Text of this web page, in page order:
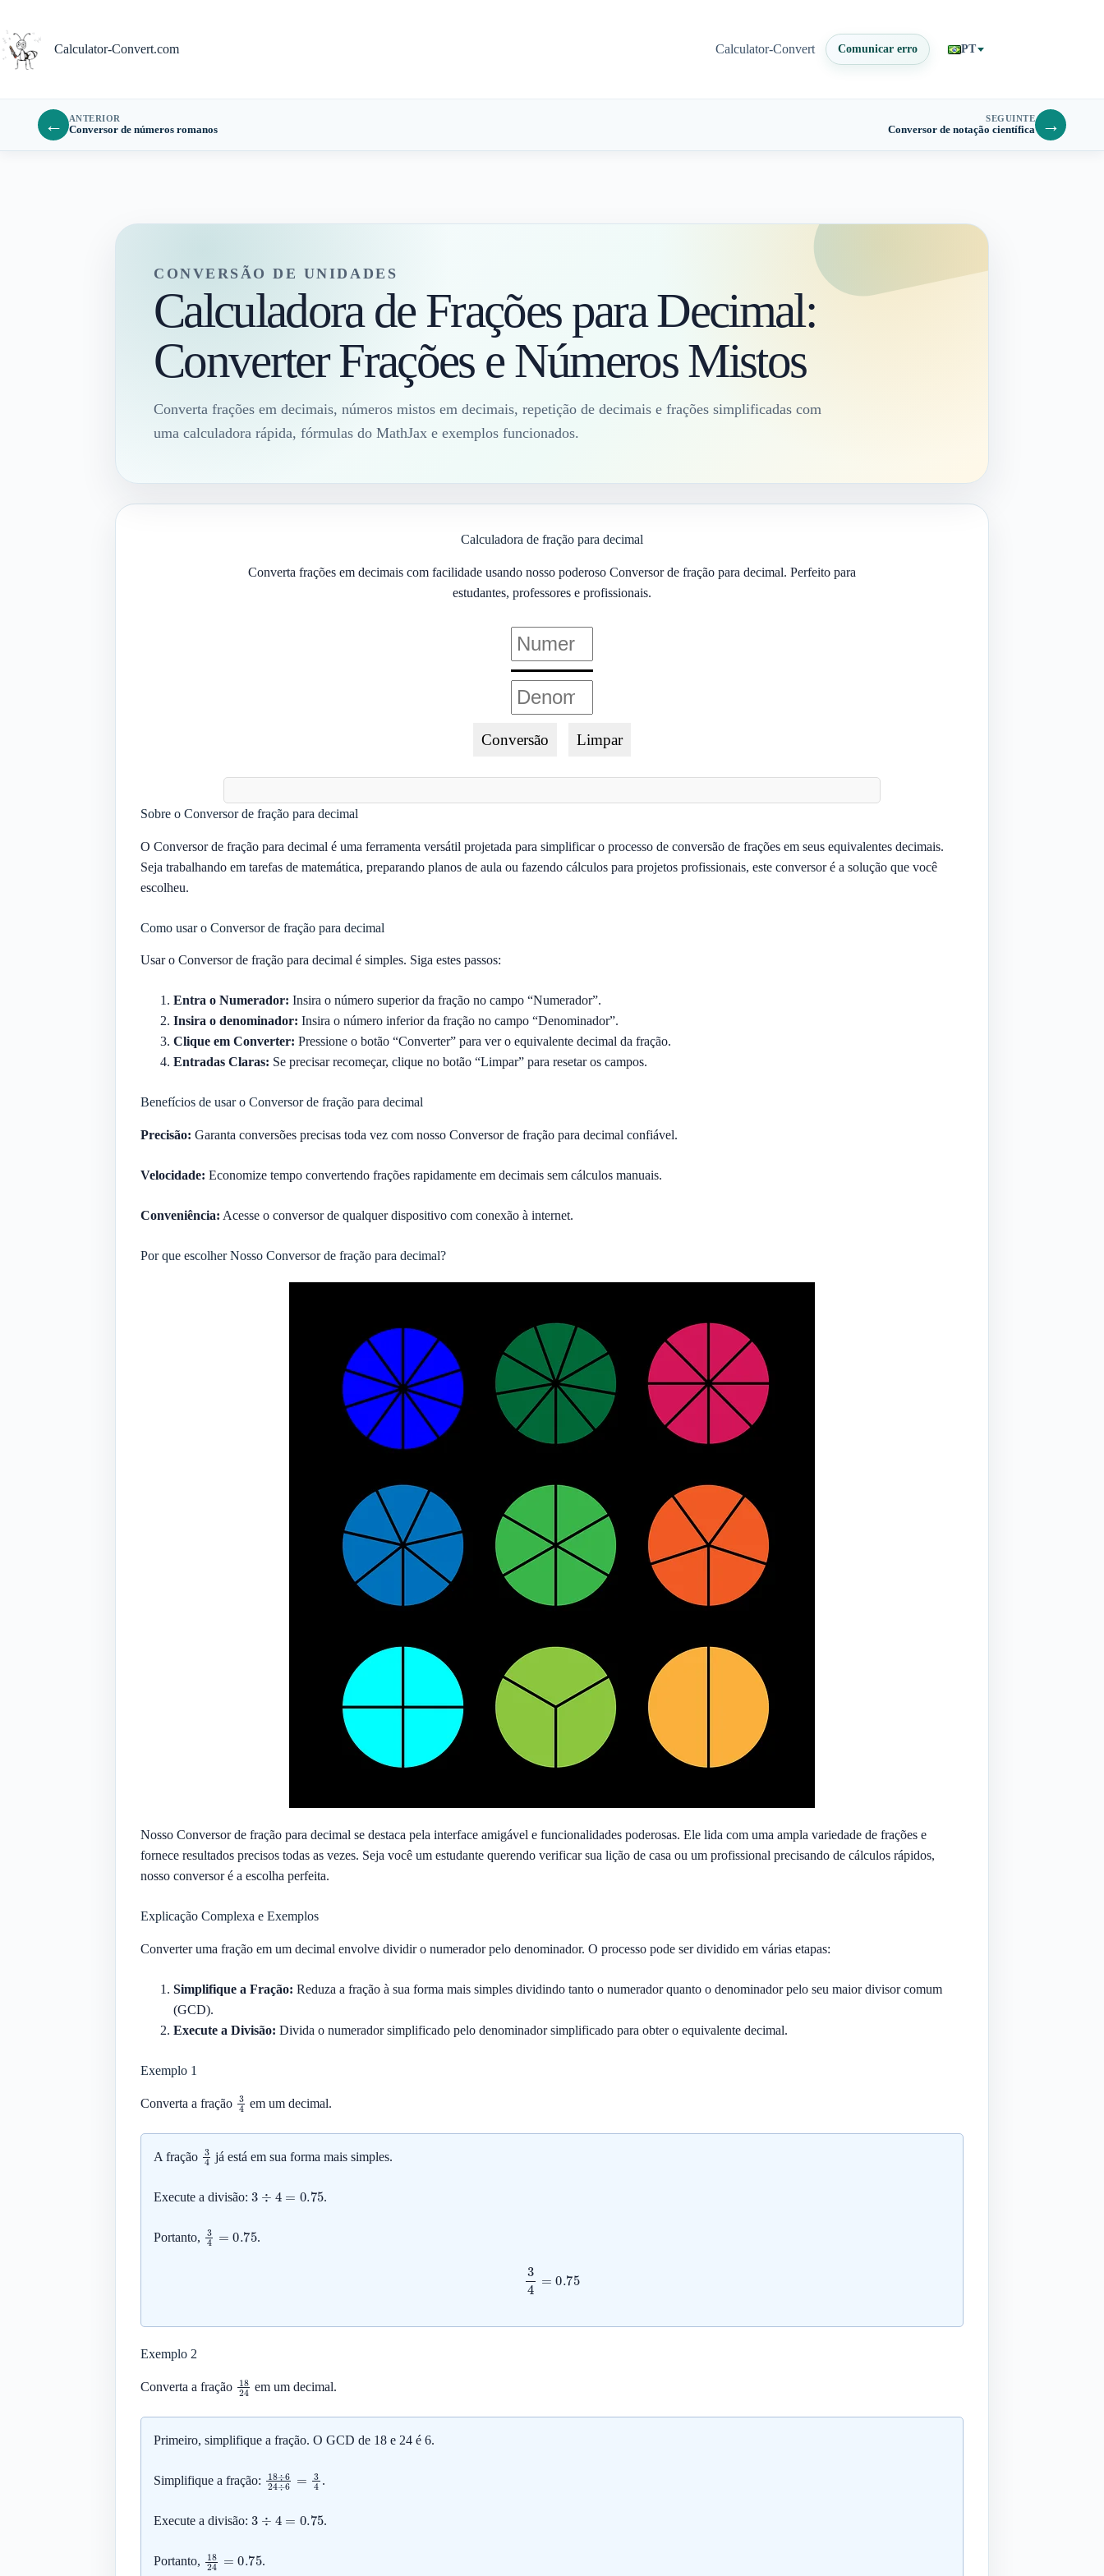
o
conteúdo
Calculator-Convert.com Calculator-Convert Comunicar erro PT
← ANTERIOR
Conversor de números romanos
SEGUINTE
Conversor de notação científica →
CONVERSÃO DE UNIDADES
Calculadora de Frações para Decimal:
Converter Frações e Números Mistos
Converta frações em decimais, números mistos em decimais, repetição de decimais e frações simplificadas com
uma calculadora rápida, fórmulas do MathJax e exemplos funcionados.
Calculadora de fração para decimal
Converta frações em decimais com facilidade usando nosso poderoso Conversor de fração para decimal. Perfeito para
estudantes, professores e profissionais.
Conversão Limpar
Sobre o Conversor de fração para decimal
O Conversor de fração para decimal é uma ferramenta versátil projetada para simplificar o processo de conversão de frações em seus equivalentes decimais.
Seja trabalhando em tarefas de matemática, preparando planos de aula ou fazendo cálculos para projetos profissionais, este conversor é a solução que você
escolheu.
Como usar o Conversor de fração para decimal
Usar o Conversor de fração para decimal é simples. Siga estes passos:
Entra o Numerador: Insira o número superior da fração no campo “Numerador”.
Insira o denominador: Insira o número inferior da fração no campo “Denominador”.
Clique em Converter: Pressione o botão “Converter” para ver o equivalente decimal da fração.
Entradas Claras: Se precisar recomeçar, clique no botão “Limpar” para resetar os campos.
Benefícios de usar o Conversor de fração para decimal
Precisão: Garanta conversões precisas toda vez com nosso Conversor de fração para decimal confiável.
Velocidade: Economize tempo convertendo frações rapidamente em decimais sem cálculos manuais.
Conveniência: Acesse o conversor de qualquer dispositivo com conexão à internet.
Por que escolher Nosso Conversor de fração para decimal?
Nosso Conversor de fração para decimal se destaca pela interface amigável e funcionalidades poderosas. Ele lida com uma ampla variedade de frações e
fornece resultados precisos todas as vezes. Seja você um estudante querendo verificar sua lição de casa ou um profissional precisando de cálculos rápidos,
nosso conversor é a escolha perfeita.
Explicação Complexa e Exemplos
Converter uma fração em um decimal envolve dividir o numerador pelo denominador. O processo pode ser dividido em várias etapas:
Simplifique a Fração: Reduza a fração à sua forma mais simples dividindo tanto o numerador quanto o denominador pelo seu maior divisor comum
(GCD).
Execute a Divisão: Divida o numerador simplificado pelo denominador simplificado para obter o equivalente decimal.
Exemplo 1
Converta a fração 3 4
em um decimal.
A fração 3 4
já está em sua forma mais simples.
Execute a divisão: 3 ÷ 4 0.75.
Portanto, 3 =0.75
.
4
Exemplo 2
Converta a fração 1824
em um decimal.
Primeiro, simplifique a fração. O GCD de 18 e 24 é 6.
Simplifique a fração: 18÷ 24 .
Execute a divisão: 3 ÷ 4 0.75.
Portanto, 18 24 =0.75
.